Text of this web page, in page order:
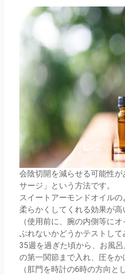
会陰切開を減らせる可能性
サージ」という方法です。
スイートアーモンドオイル
柔らかくしてくれる効果が
（使用前に、腕の内側等に
ぶれないかどうかテストし
35週を過ぎた頃から、お風
の第一関節まで入れ、圧を
（肛門を時計の6時の方向と